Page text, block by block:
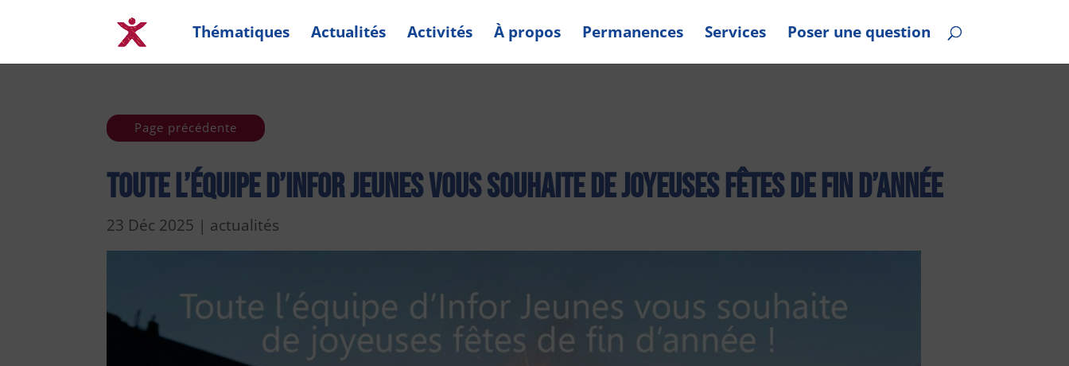
Thématiques Actualités Activités À propos Permanences Services Poser une question
Page précédente
Toute l’équipe d’Infor Jeunes vous souhaite de joyeuses fêtes de fin d’année
23 Déc 2025 | actualités